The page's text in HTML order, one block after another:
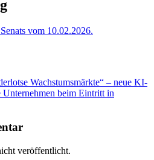
vom 10.02.2026.
Wachstumsmärkte“ – neue KI-
Unternehmen beim Eintritt in
veröffentlicht.